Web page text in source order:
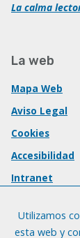
La calma
La web
Mapa Web
Aviso Legal
Cookies
Accesibilidad
Intranet
Utilizamos
esta web y